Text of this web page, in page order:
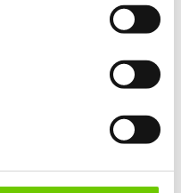
gärna en kategori nedan
på allt inom kakel och